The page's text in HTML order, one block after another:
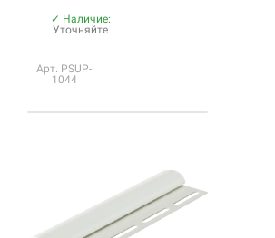
✓ Наличие:
Уточняйте
Арт. PSUP-
1044